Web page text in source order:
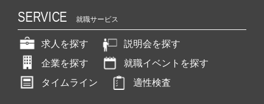
SERVICE 就職サービス
求人を探す
説明会を探す
企業を探す
就職イベントを探す
タイムライン
適性検査